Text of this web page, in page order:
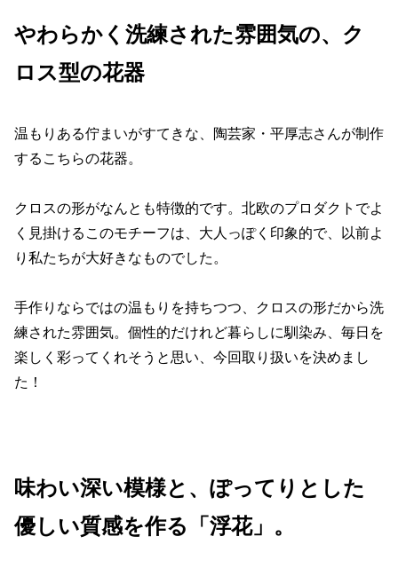
やわらかく洗練された雰囲気の、ク
ロス型の花器
温もりある佇まいがすてきな、陶芸家・平厚志さんが制作
するこちらの花器。
クロスの形がなんとも特徴的です。北欧のプロダクトでよ
く見掛けるこのモチーフは、大人っぽく印象的で、以前よ
り私たちが大好きなものでした。
手作りならではの温もりを持ちつつ、クロスの形だから洗
練された雰囲気。個性的だけれど暮らしに馴染み、毎日を
楽しく彩ってくれそうと思い、今回取り扱いを決めまし
た！
味わい深い模様と、ぽってりとした
優しい質感を作る「浮花」。